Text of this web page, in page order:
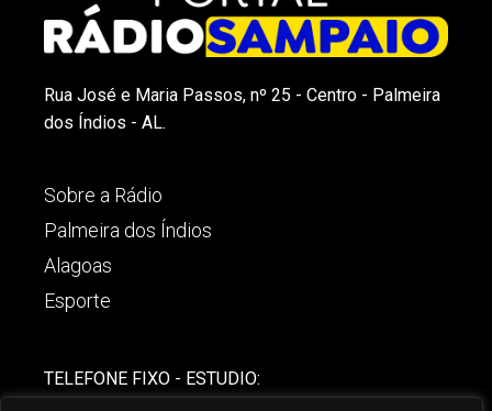
Rua José e Maria Passos, nº 25 - Centro - Palmeira
dos Índios - AL.
Sobre a Rádio
Palmeira dos Índios
Alagoas
Esporte
TELEFONE FIXO - ESTUDIO: